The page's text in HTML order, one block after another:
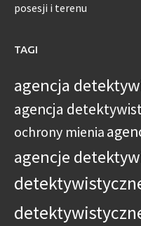
posesji i terenu
TAGI
agencja
agencja
ochrony mienia
agencje